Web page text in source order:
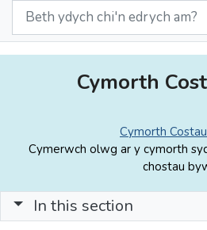
Cymorth
Cymorth
Cymerwch olwg ar y cymorth
chostau
In this section